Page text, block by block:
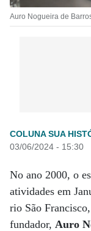
Auro Nogueira de
COLUNA SUA
03/06/2024 - 15:30
No ano 2000, o
atividades em
rio São
fundador, Auro